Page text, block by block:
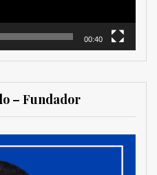
00:40
– Fundador